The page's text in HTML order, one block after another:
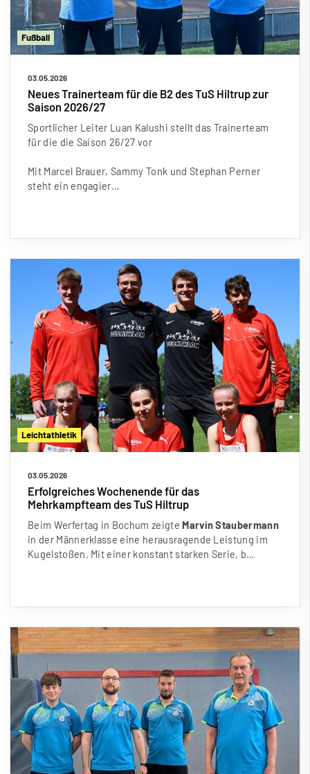
Fußball
03.05.2026
Neues Trainerteam für die B2 des TuS Hiltrup zur
Saison 2026/27
Sportlicher Leiter Luan Kalushi stellt das Trainerteam
für die die Saison 26/27 vor
Mit Marcel Brauer, Sammy Tonk und Stephan Perner
steht ein engagier…
Leichtathletik
03.05.2026
Erfolgreiches Wochenende für das
Mehrkampfteam des TuS Hiltrup
Beim Werfertag in Bochum zeigteMarvin Staubermann
in der Männerklasse eine herausragende Leistung im
Kugelstoßen. Mit einer konstant starken Serie, b…